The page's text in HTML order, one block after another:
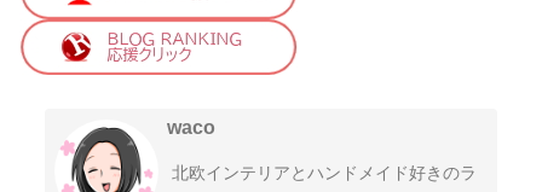
waco
北欧インテリアとハンドメイド好きのラ